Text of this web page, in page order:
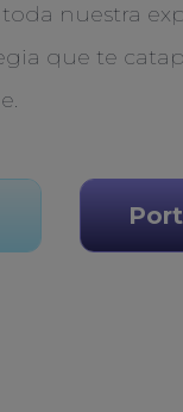
nuestra
que te